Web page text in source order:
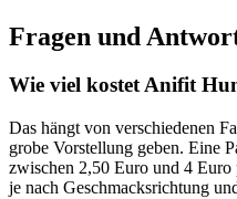
Fragen und
Wie ​viel kostet ⁢Anifit
Das hängt von verschiedenen
grobe Vorstellung geben. Eine
zwischen 2,50‍ Euro und 4
je nach‌ Geschmacksrichtung